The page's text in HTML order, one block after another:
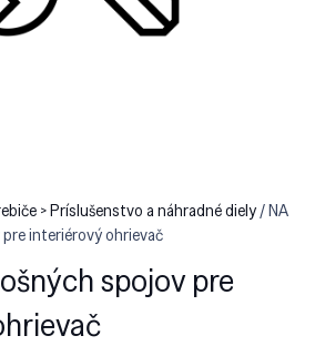
> Príslušenstvo a náhradné diely/ NA
interiérový ohrievač
spojov pre